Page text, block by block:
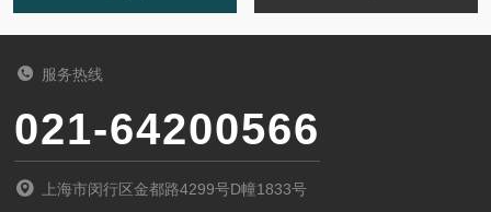
服务热线
021-64200566
上海市闵行区金都路4299号D幢1833号